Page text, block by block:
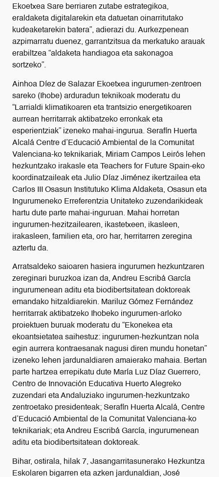
Ekoetxea Sare berriaren zutabe estrategikoa,
eraldaketa digitalarekin eta datuetan oinarritutako
kudeaketarekin batera”, adierazi du. Aurkezpenean
azpimarratu duenez, garrantzitsua da merkatuko arauak
erabiltzea “aldaketa handiagoa eta sakonagoa
sortzeko”.
Ainhoa Díez de Salazar Ekoetxea ingurumen-zentroen
sareko (Ihobe) arduradun teknikoak moderatu du
“Larrialdi klimatikoaren eta trantsizio energetikoaren
aurrean herritarrak aktibatzeko erronkak eta
esperientziak” izeneko mahai-ingurua. Serafín Huerta
Alcalá Centre d’Educació Ambiental de la Comunitat
Valenciana-ko teknikariak, Miriam Campos Leirós lehen
hezkuntzako irakasle eta Teachers for Future Spain-eko
koordinatzaileak eta Julio Díaz Jiménez ikertzailea eta
Carlos III Osasun Institutuko Klima Aldaketa, Osasun eta
Ingurumeneko Erreferentzia Unitateko zuzendarikideak
hartu dute parte mahai-inguruan. Mahai horretan
ingurumen-hezitzailearen, ikastetxeen, ikasleen,
irakasleen, familien eta, oro har, herritarren zeregina
aztertu da.
Arratsaldeko saioaren hasiera ingurumen hezkuntzaren
zereginari buruzkoa izan da, Andreu Escribá García
ingurumenean aditu eta biodibertsitatean doktoreak
emandako hitzaldiarekin. Mariluz Gómez Fernández
herritarrak aktibatzeko Ihobeko ingurumen-arloko
proiektuen buruak moderatu du “Ekonekea eta
ekoantsietatea saihestuz: ingurumen-hezkuntzan nola
egin aurrera kontraesanak nagusi diren mundu honetan”
izeneko lehen jardunaldiaren amaierako mahaia. Bertan
parte hartzea errepikatu dute María Luz Díaz Guerrero,
Centro de Innovación Educativa Huerto Alegreko
zuzendari eta Andaluziako ingurumen-hezkuntzako
zentroetako presidenteak; Serafín Huerta Alcalá, Centre
d’Educació Ambiental de la Comunitat Valenciana-ko
teknikariak; eta Andreu Escribá García, ingurumenean
aditu eta biodibertsitatean doktoreak.
Bihar, ostirala, hilak 7, Jasangarritasunerako Hezkuntza
Eskolaren bigarren eta azken jardunaldian, José